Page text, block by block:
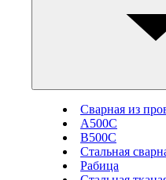
Сварная из
А500С
В500С
Стальная
Рабица